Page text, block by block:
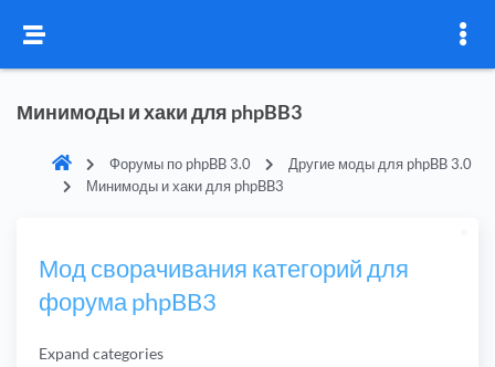
Минимоды и хаки для phpBB3
Форумы по phpBB 3.0
Другие моды для phpBB 3.0
Минимоды и хаки для phpBB3
Мод сворачивания категорий для
форума phpBB3
Expand categories